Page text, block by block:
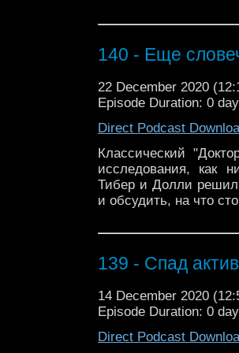
140 - Еще
22 December 2020
Episode Duration: 0
Direct Podcast
Классический
исследования, как
Тибер и Долли
и обсудить, на что
139 - Спад
14 December 2020
Episode Duration: 0
Direct Podcast